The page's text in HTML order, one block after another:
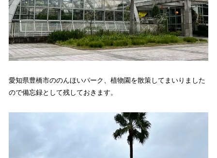
愛知県豊橋市ののんほいパーク、植物園を散策してまいりました
ので備忘録として残しておきます。